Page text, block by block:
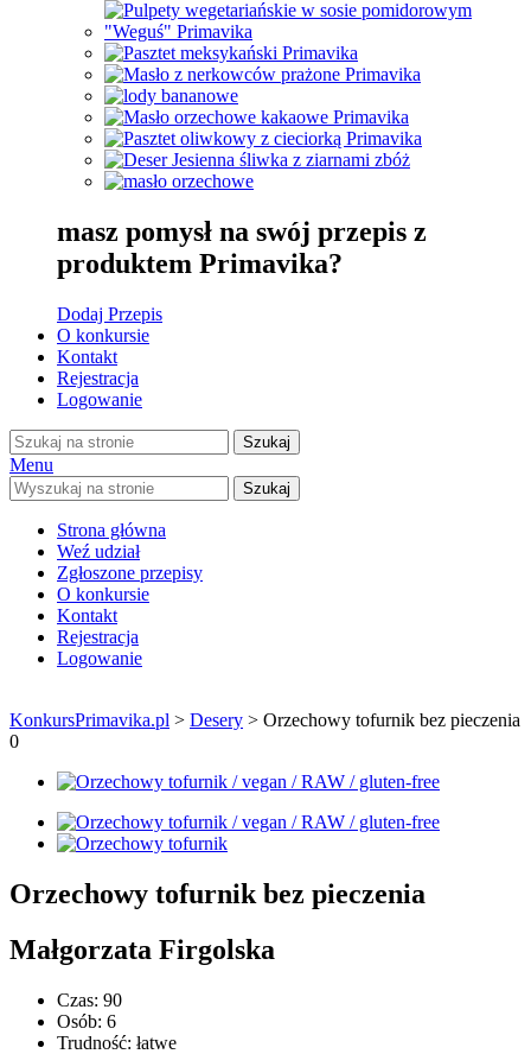
masz pomysł na swój przepis z
produktem Primavika?
Dodaj Przepis
O konkursie
Kontakt
Rejestracja
Logowanie
Szukaj
Menu
Szukaj
Strona główna
Weź udział
Zgłoszone przepisy
O konkursie
Kontakt
Rejestracja
Logowanie
KonkursPrimavika.pl > Desery > Orzechowy tofurnik bez pieczenia
0
Orzechowy tofurnik bez pieczenia
Małgorzata Firgolska
Czas: 90
Osób: 6
Trudność: łatwe